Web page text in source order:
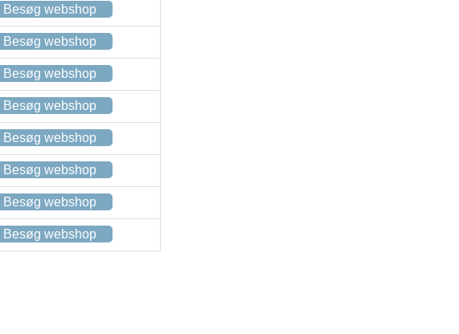
Besøg webshop
Besøg webshop
Besøg webshop
Besøg webshop
Besøg webshop
Besøg webshop
Besøg webshop
Besøg webshop